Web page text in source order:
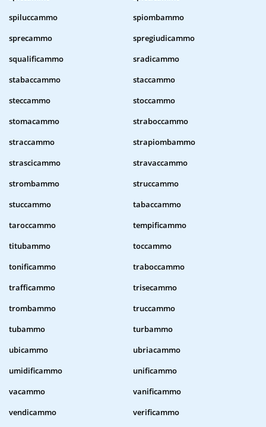
spiluccammo
spiombammo
sprecammo
spregiudicammo
squalificammo
sradicammo
stabaccammo
staccammo
steccammo
stoccammo
stomacammo
straboccammo
straccammo
strapiombammo
strascicammo
stravaccammo
strombammo
struccammo
stuccammo
tabaccammo
taroccammo
tempificammo
titubammo
toccammo
tonificammo
traboccammo
trafficammo
trisecammo
trombammo
truccammo
tubammo
turbammo
ubicammo
ubriacammo
umidificammo
unificammo
vacammo
vanificammo
vendicammo
verificammo